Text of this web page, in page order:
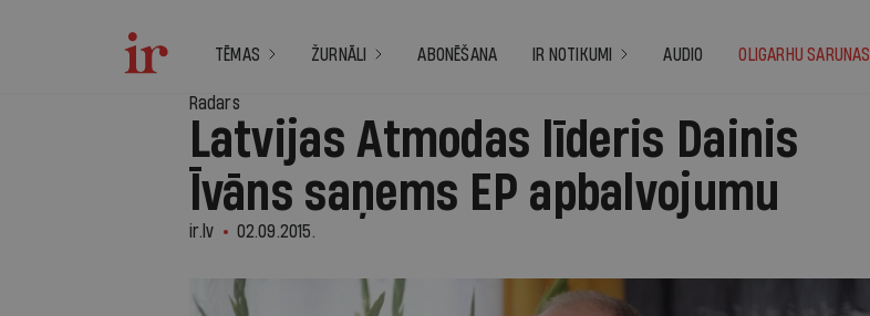
TĒMAS ŽURNĀLI ABONĒŠANA IR NOTIKUMI AUDIO OLIGARHU SARUNAS
Radars
Latvijas Atmodas līderis Dainis
Īvāns saņems EP apbalvojumu
ir.lv 02.09.2015.